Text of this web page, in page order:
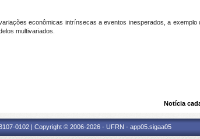
econômicas intrínsecas a eventos inesperados, a exemplo
multivariados.
Notícia
0102 | Copyright © 2006-2026 - UFRN - app05.sigaa05